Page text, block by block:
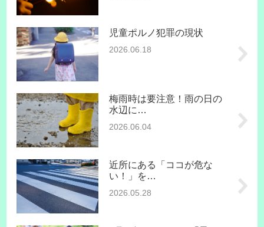
児童ポルノ犯罪の現状
2026.06.18
梅雨時は要注意！雨の日の
水辺に…
2026.06.04
近所にある「ココが危な
い！」を…
2026.05.28